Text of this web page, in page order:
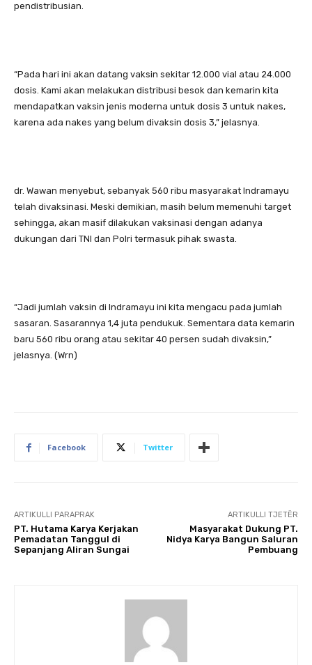
pendistribusian.
“Pada hari ini akan datang vaksin sekitar 12.000 vial atau 24.000
dosis. Kami akan melakukan distribusi besok dan kemarin kita
mendapatkan vaksin jenis moderna untuk dosis 3 untuk nakes,
karena ada nakes yang belum divaksin dosis 3,” jelasnya.
dr. Wawan menyebut, sebanyak 560 ribu masyarakat Indramayu
telah divaksinasi. Meski demikian, masih belum memenuhi target
sehingga, akan masif dilakukan vaksinasi dengan adanya
dukungan dari TNI dan Polri termasuk pihak swasta.
“Jadi jumlah vaksin di Indramayu ini kita mengacu pada jumlah
sasaran. Sasarannya 1,4 juta pendukuk. Sementara data kemarin
baru 560 ribu orang atau sekitar 40 persen sudah divaksin,”
jelasnya. (Wrn)
Facebook Twitter
ARTIKULLI PARAPRAK
PT. Hutama Karya Kerjakan
Pemadatan Tanggul di
Sepanjang Aliran Sungai
ARTIKULLI TJETËR
Masyarakat Dukung PT.
Nidya Karya Bangun Saluran
Pembuang